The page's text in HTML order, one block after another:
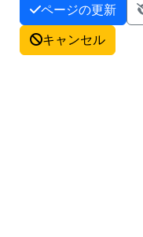
ページの更新
キャンセル